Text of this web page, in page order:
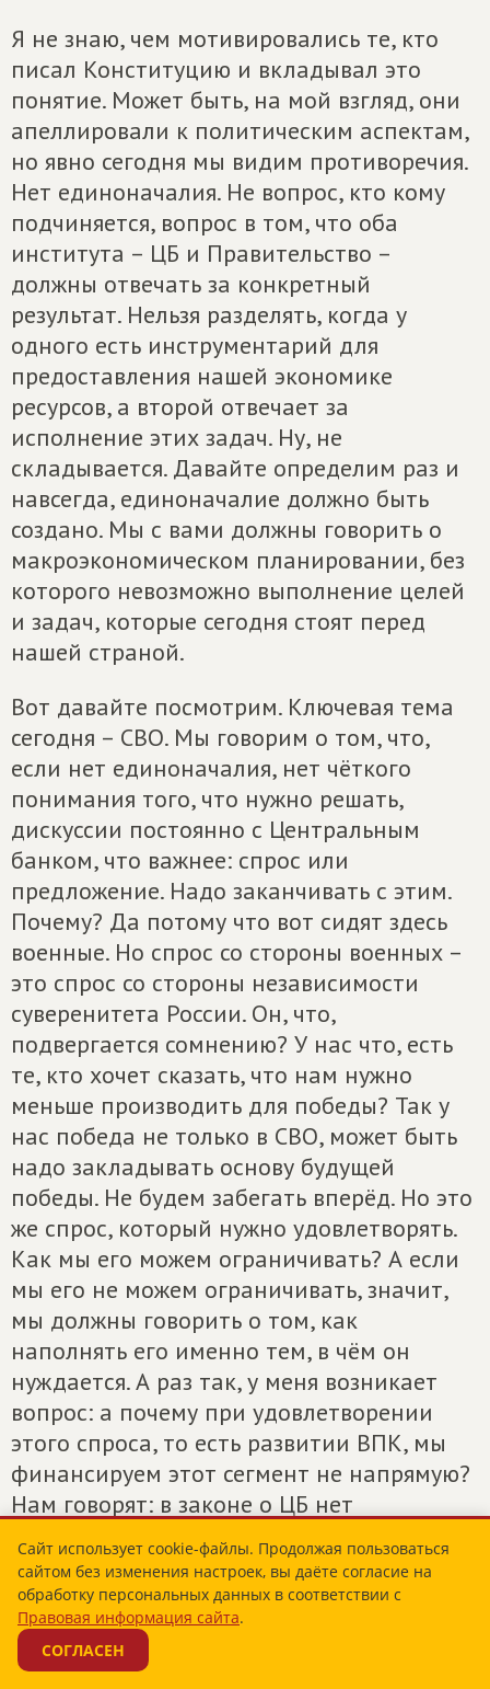
Я не знаю, чем мотивировались те, кто
писал Конституцию и вкладывал это
понятие. Может быть, на мой взгляд, они
апеллировали к политическим аспектам,
но явно сегодня мы видим противоречия.
Нет единоначалия. Не вопрос, кто кому
подчиняется, вопрос в том, что оба
института – ЦБ и Правительство –
должны отвечать за конкретный
результат. Нельзя разделять, когда у
одного есть инструментарий для
предоставления нашей экономике
ресурсов, а второй отвечает за
исполнение этих задач. Ну, не
складывается. Давайте определим раз и
навсегда, единоначалие должно быть
создано. Мы с вами должны говорить о
макроэкономическом планировании, без
которого невозможно выполнение целей
и задач, которые сегодня стоят перед
нашей страной.
Вот давайте посмотрим. Ключевая тема
сегодня – СВО. Мы говорим о том, что,
если нет единоначалия, нет чёткого
понимания того, что нужно решать,
дискуссии постоянно с Центральным
банком, что важнее: спрос или
предложение. Надо заканчивать с этим.
Почему? Да потому что вот сидят здесь
военные. Но спрос со стороны военных –
это спрос со стороны независимости
суверенитета России. Он, что,
подвергается сомнению? У нас что, есть
те, кто хочет сказать, что нам нужно
меньше производить для победы? Так у
нас победа не только в СВО, может быть
надо закладывать основу будущей
победы. Не будем забегать вперёд. Но это
же спрос, который нужно удовлетворять.
Как мы его можем ограничивать? А если
мы его не можем ограничивать, значит,
мы должны говорить о том, как
наполнять его именно тем, в чём он
нуждается. А раз так, у меня возникает
вопрос: а почему при удовлетворении
этого спроса, то есть развитии ВПК, мы
финансируем этот сегмент не напрямую?
Нам говорят: в законе о ЦБ нет
нет, так давайте введем, какие
проблемы? У нас-то есть задачи и
решения. Кто мне объяснит и докажет, что
посредник в виде любого банка, даже
Сайт использует cookie-файлы. Продолжая пользоваться
сайтом без изменения настроек, вы даёте согласие на
обработку персональных данных в соответствии с
Правовая информация сайта.
СОГЛАСЕН